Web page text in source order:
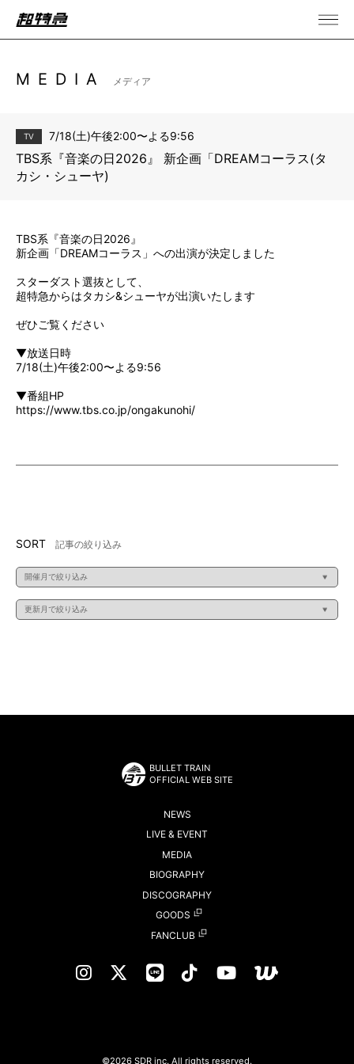
MEDIA メディア
TV 7/18(土)午後2:00〜よる9:56
TBS系『音楽の日2026』 新企画「DREAMコーラス(タ
カシ・シューヤ)
TBS系『音楽の日2026』
新企画「DREAMコーラス」への出演が決定しました
スターダスト選抜として、
超特急からはタカシ&シューヤが出演いたします
ぜひご覧ください
▼放送日時
7/18(土)午後2:00〜よる9:56
▼番組HP
https://www.tbs.co.jp/ongakunohi/
SORT 記事の絞り込み
BULLET TRAIN
OFFICIAL WEB SITE
NEWS
LIVE & EVENT
MEDIA
BIOGRAPHY
DISCOGRAPHY
GOODS
FANCLUB
©2026 SDR inc. All rights reserved.